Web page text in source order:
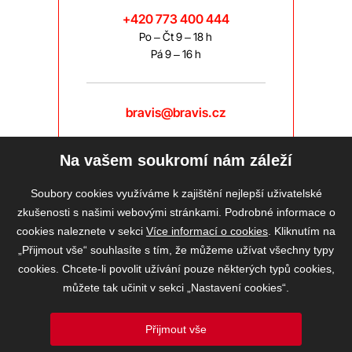
+420 773 400 444
Po – Čt 9 – 18 h
Pá 9 – 16 h
bravis@bravis.cz
Na vašem soukromí nám záleží
Soubory cookies využíváme k zajištění nejlepší uživatelské
zkušenosti s našimi webovými stránkami. Podrobné informace o
cookies naleznete v sekci Více informací o cookies . Kliknutím na
„Přijmout vše“ souhlasíte s tím, že můžeme užívat všechny typy
cookies. Chcete-li povolit užívání pouze některých typů cookies,
můžete tak učinit v sekci „Nastavení cookies“.
Přijmout vše